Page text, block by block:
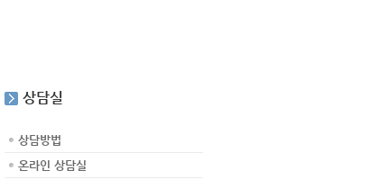
상담실
상담방법
온라인 상담실